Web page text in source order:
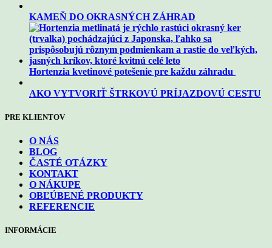
KAMEŇ DO OKRASNÝCH ZÁHRAD
Hortenzia kvetinové potešenie pre každu záhradu
AKO VYTVORIŤ ŠTRKOVÚ PRÍJAZDOVÚ CESTU
PRE KLIENTOV
O NÁS
BLOG
ČASTÉ OTÁZKY
KONTAKT
O NÁKUPE
OBĽÚBENÉ PRODUKTY
REFERENCIE
INFORMÁCIE